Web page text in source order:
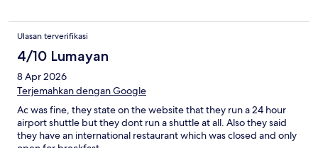
Ulasan terverifikasi
4/10 Lumayan
8 Apr 2026
Terjemahkan dengan Google
Ac was fine, they state on the website that they run a 24 hour
airport shuttle but they dont run a shuttle at all. Also they said
they have an international restaurant which was closed and only